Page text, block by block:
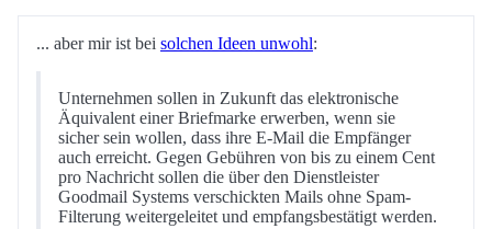
... aber mir ist bei solchen Ideen unwohl:
Unternehmen sollen in Zukunft das elektronische
Äquivalent einer Briefmarke erwerben, wenn sie
sicher sein wollen, dass ihre E-Mail die Empfänger
auch erreicht. Gegen Gebühren von bis zu einem Cent
pro Nachricht sollen die über den Dienstleister
Goodmail Systems verschickten Mails ohne Spam-
Filterung weitergeleitet und empfangsbestätigt werden.